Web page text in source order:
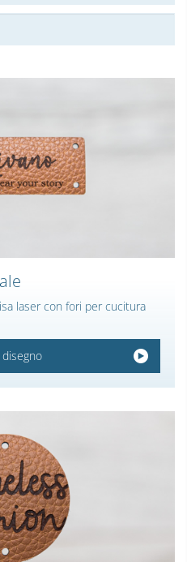
laser con fori per cucitura